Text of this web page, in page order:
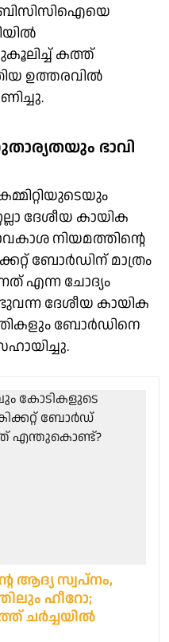
ബിസിസിഐയെ
കത്ത്
ഉത്തരവില്‍
ഭാവി
ദേശീയ കായിക
നിയമത്തിന്റെ
ബോര്‍ഡിന് മാത്രം
എന്ന ചോദ്യം
ദേശീയ കായിക
ബോര്‍ഡിനെ
ആദ്യ സ്വപ്‌നം,
ഹീറോ;
ചർച്ചയിൽ